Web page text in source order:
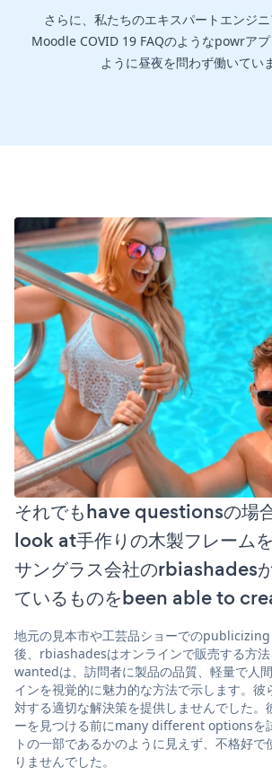
さらに、私たちのエキスパートエンジニ
Moodle COVID 19 FAQのようなpowrア
ように昼夜を問わず働いてい
それでもhave questionsの場
look at手作りの木製フレーム
サングラス会社のrbiashades
ているものをbeen able to
地元の見本市や工芸品ショーでのpublicizing
後、rbiashadesはオンラインで販売する方法
wantedは、訪問者に製品の品質、軽量で人
インを視覚的に魅力的な方法で示します。
対する適切な解決策を提供しませんでした
ーを見つける前にmany different optionsを
トの一部であるかのように見えず、不格好で
りませんでした。